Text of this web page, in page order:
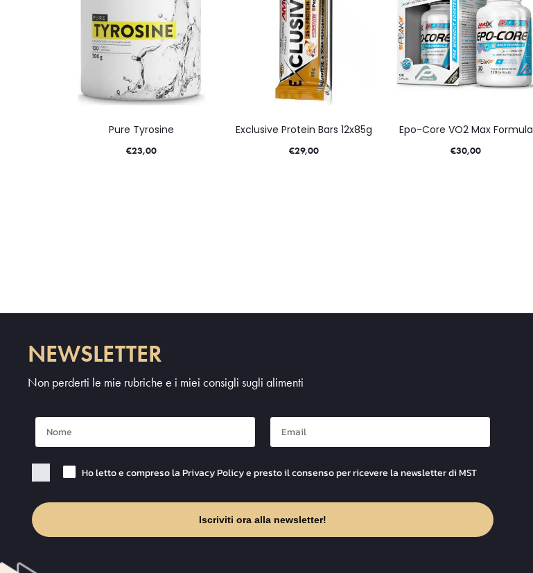
Pure Tyrosine
€23,00
Exclusive Protein Bars 12x85g
€29,00
Epo-Core VO2 Max Formula
€30,00
NEWSLETTER
Non perderti le mie rubriche e i miei consigli sugli alimenti
Nome Mail
Checkbox PrivacyHo letto e compreso la Privacy Policy e presto il consenso per ricevere la newsletter di MST
Iscriviti ora alla newsletter!